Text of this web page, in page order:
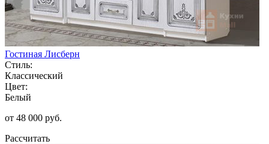
Гостиная Лисберн
Стиль:
Классический
Цвет:
Белый
от 48 000 руб.
Рассчитать